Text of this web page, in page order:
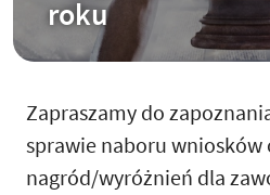
roku
Zapraszamy do
sprawie naboru wniosków
nagród/wyróżnień dla